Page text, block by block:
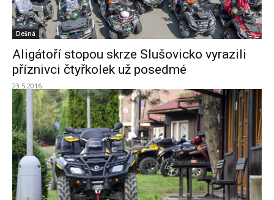
Dešná
Aligátoří stopou skrze Slušovicko vyrazili
příznivci čtyřkolek už posedmé
23.5.2016